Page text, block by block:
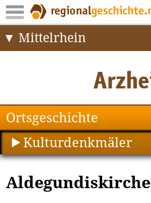
Mittelrhein
Ortsgeschichte
Kulturdenkmäler
Aldegundiskirche